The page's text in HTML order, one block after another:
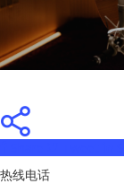
热线电话